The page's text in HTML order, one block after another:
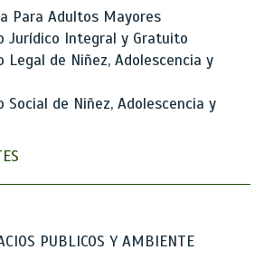
Para Adultos Mayores
Jurídico Integral y Gratuito
Legal de Niñez, Adolescencia y
Social de Niñez, Adolescencia y
PUBLICOS Y AMBIENTE